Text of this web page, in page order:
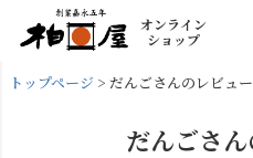
オンライン
ショップ
トップページ だんごさんのレビュー
だんごさ